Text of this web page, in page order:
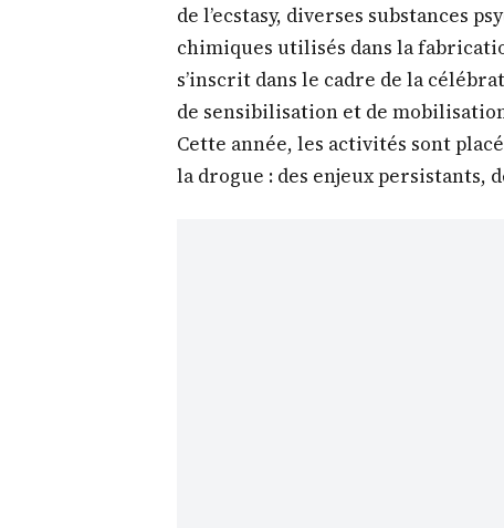
de l’ecstasy, diverses substances
chimiques utilisés dans la
s’inscrit dans le cadre de la
de sensibilisation et de
Cette année, les activités sont
la drogue : des enjeux persistants,